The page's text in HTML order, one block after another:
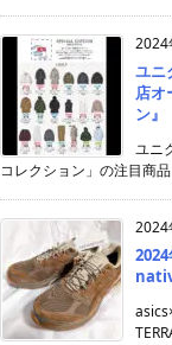
2024
ユニ
店オ
ン』
ユニ
コレクション」の注目商
2024